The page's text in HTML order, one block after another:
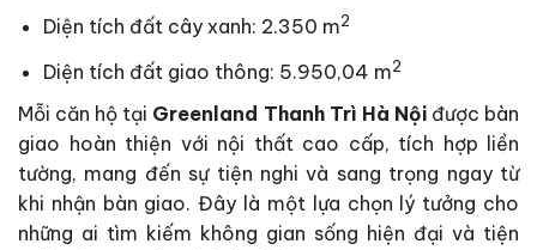
Diện tích đất cây xanh: 2.350 m2
Diện tích đất giao thông: 5.950,04 m2
Mỗi căn hộ tại Greenland Thanh Trì Hà Nộiđược bàn
giao hoàn thiện với nội thất cao cấp, tích hợp liền
tường, mang đến sự tiện nghi và sang trọng ngay từ
khi nhận bàn giao. Đây là một lựa chọn lý tưởng cho
những ai tìm kiếm không gian sống hiện đại và tiện